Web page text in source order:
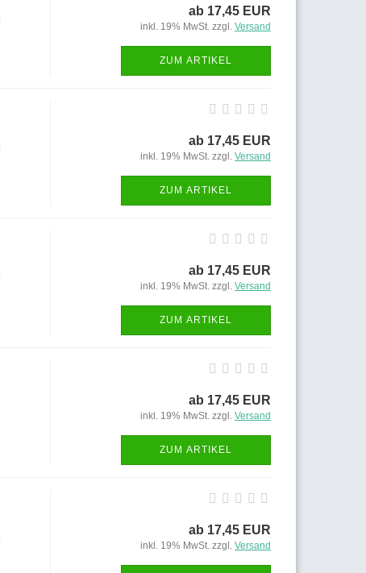
ab 17,45 EUR
inkl. 19% MwSt. zzgl. Versand
ZUM ARTIKEL
ab 17,45 EUR
inkl. 19% MwSt. zzgl. Versand
ZUM ARTIKEL
ab 17,45 EUR
inkl. 19% MwSt. zzgl. Versand
ZUM ARTIKEL
ab 17,45 EUR
inkl. 19% MwSt. zzgl. Versand
ZUM ARTIKEL
ab 17,45 EUR
inkl. 19% MwSt. zzgl. Versand